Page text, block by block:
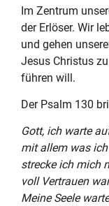
Im Zentrum
der Erlöser. Wir
und gehen
Jesus Christus
führen will.
Der Psalm 130
Gott, ich warte
mit allem was
strecke ich mich
voll Vertrauen
Meine Seele